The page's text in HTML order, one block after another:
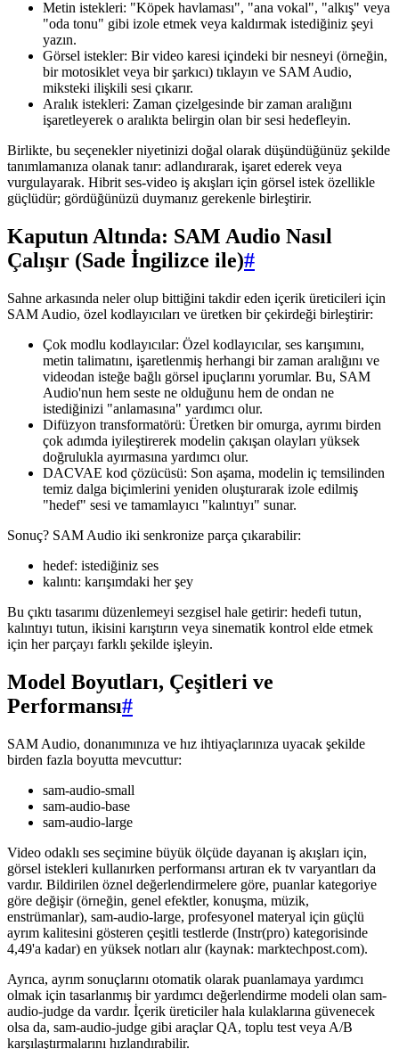
Metin istekleri: "Köpek havlaması", "ana vokal", "alkış" veya
"oda tonu" gibi izole etmek veya kaldırmak istediğiniz şeyi
yazın.
Görsel istekler: Bir video karesi içindeki bir nesneyi (örneğin,
bir motosiklet veya bir şarkıcı) tıklayın ve SAM Audio,
miksteki ilişkili sesi çıkarır.
Aralık istekleri: Zaman çizelgesinde bir zaman aralığını
işaretleyerek o aralıkta belirgin olan bir sesi hedefleyin.
Birlikte, bu seçenekler niyetinizi doğal olarak düşündüğünüz şekilde
tanımlamanıza olanak tanır: adlandırarak, işaret ederek veya
vurgulayarak. Hibrit ses-video iş akışları için görsel istek özellikle
güçlüdür; gördüğünüzü duymanız gerekenle birleştirir.
Kaputun Altında: SAM Audio Nasıl
Çalışır (Sade İngilizce ile)#
Sahne arkasında neler olup bittiğini takdir eden içerik üreticileri için
SAM Audio, özel kodlayıcıları ve üretken bir çekirdeği birleştirir:
Çok modlu kodlayıcılar: Özel kodlayıcılar, ses karışımını,
metin talimatını, işaretlenmiş herhangi bir zaman aralığını ve
videodan isteğe bağlı görsel ipuçlarını yorumlar. Bu, SAM
Audio'nun hem seste ne olduğunu hem de ondan ne
istediğinizi "anlamasına" yardımcı olur.
Difüzyon transformatörü: Üretken bir omurga, ayrımı birden
çok adımda iyileştirerek modelin çakışan olayları yüksek
doğrulukla ayırmasına yardımcı olur.
DACVAE kod çözücüsü: Son aşama, modelin iç temsilinden
temiz dalga biçimlerini yeniden oluşturarak izole edilmiş
"hedef" sesi ve tamamlayıcı "kalıntıyı" sunar.
Sonuç? SAM Audio iki senkronize parça çıkarabilir:
hedef: istediğiniz ses
kalıntı: karışımdaki her şey
Bu çıktı tasarımı düzenlemeyi sezgisel hale getirir: hedefi tutun,
kalıntıyı tutun, ikisini karıştırın veya sinematik kontrol elde etmek
için her parçayı farklı şekilde işleyin.
Model Boyutları, Çeşitleri ve
Performansı#
SAM Audio, donanımınıza ve hız ihtiyaçlarınıza uyacak şekilde
birden fazla boyutta mevcuttur:
sam-audio-small
sam-audio-base
sam-audio-large
Video odaklı ses seçimine büyük ölçüde dayanan iş akışları için,
görsel istekleri kullanırken performansı artıran ek tv varyantları da
vardır. Bildirilen öznel değerlendirmelere göre, puanlar kategoriye
göre değişir (örneğin, genel efektler, konuşma, müzik,
enstrümanlar), sam-audio-large, profesyonel materyal için güçlü
ayrım kalitesini gösteren çeşitli testlerde (Instr(pro) kategorisinde
4,49'a kadar) en yüksek notları alır (kaynak: marktechpost.com).
Ayrıca, ayrım sonuçlarını otomatik olarak puanlamaya yardımcı
olmak için tasarlanmış bir yardımcı değerlendirme modeli olan sam-
audio-judge da vardır. İçerik üreticiler hala kulaklarına güvenecek
olsa da, sam-audio-judge gibi araçlar QA, toplu test veya A/B
karşılaştırmalarını hızlandırabilir.